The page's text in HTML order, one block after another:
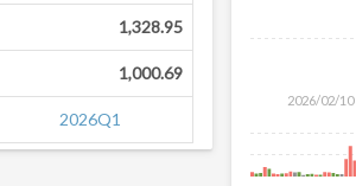
1,328.95
1,000.69
2026Q1
2026/02/10